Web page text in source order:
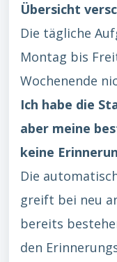
Übersicht
Die tägliche
Montag bis
Wochenende
Ich habe die
aber meine
keine
Die
greift bei neu
bereits
den